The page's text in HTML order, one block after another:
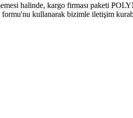
halinde, kargo firması paketi
formu'nu kullanarak bizimle iletişim